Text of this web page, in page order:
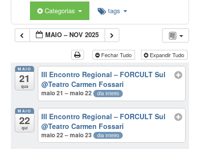
Categorias tags
MAIO – NOV 2025
Fechar Tudo Expandir Tudo
MAIO
21
qua
III Encontro Regional – FORCULT Sul
@Teatro Carmen Fossari
maio 21 – maio 22 dia inteiro
MAIO
22
qui
III Encontro Regional – FORCULT Sul
@Teatro Carmen Fossari
maio 22 – maio 23 dia inteiro